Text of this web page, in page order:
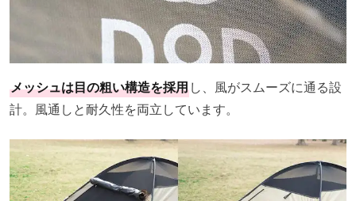
メッシュは目の粗い構造を採用し、風がスムーズに通る設
計。風通しと耐久性を両立しています。